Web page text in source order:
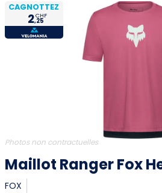
CAGNOTTEZ
2,25
CHF
Photos non contractuelles
Maillot Ranger Fox
FOX